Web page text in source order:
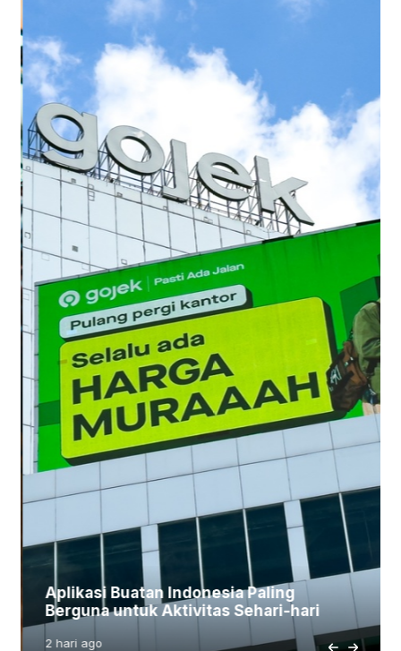
Aplikasi Buatan Indonesia Paling
Berguna untuk Aktivitas Sehari-hari
2 hari ago